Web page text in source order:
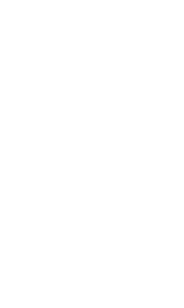
しています
しています